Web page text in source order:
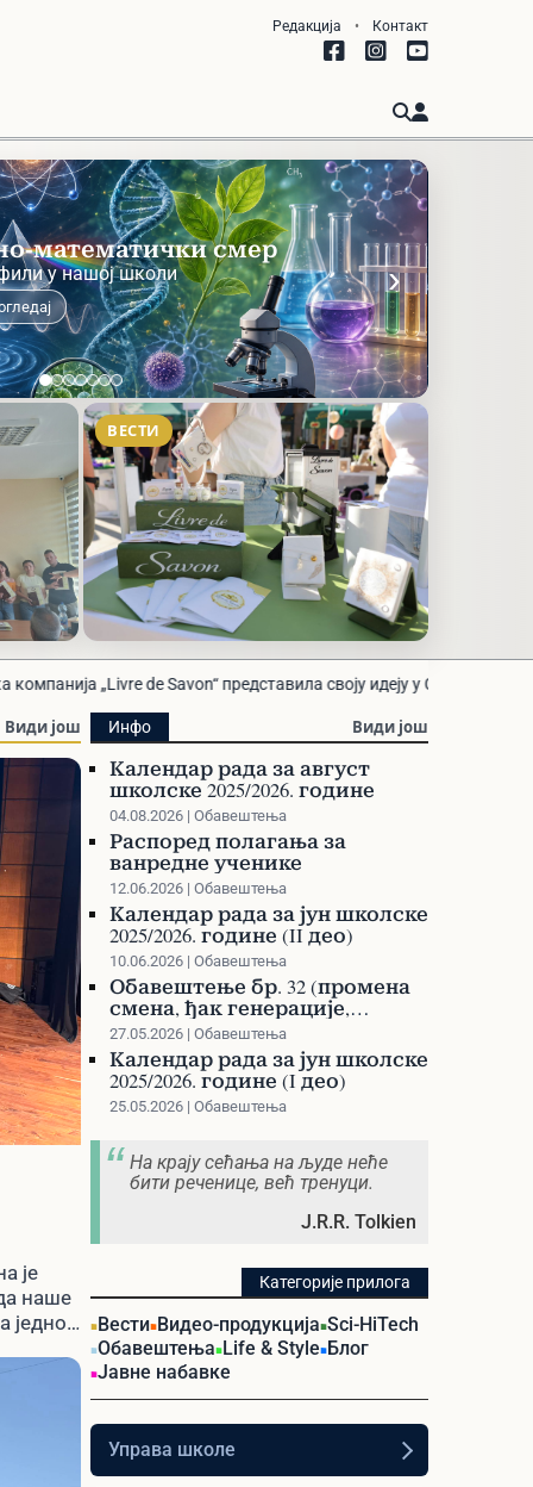
Редакција • Контакт
у нашој школи ›
ВЕСТИ
Ученичка компанија
„Livre de Savon“
представила своју идеју
на Сајму ученичких
компанија у Сурдулици
17.06.2026 | Новинарска секција
представила своју идеју у Сурдулици Распореди:
Види још
је
наше
једно
Инфо Види још
Календар рада за август
школске 2025/2026. године
04.08.2026 | Обавештења
Распоред полагања за
ванредне ученике
12.06.2026 | Обавештења
Календар рада за јун школске
2025/2026. године (II део)
10.06.2026 | Обавештења
Обавештење бр. 32 (промена
смена, ђак генерације,
такмичења)
27.05.2026 | Обавештења
Календар рада за јун школске
2025/2026. године (I део)
25.05.2026 | Обавештења
На крају сећања на људе неће
бити реченице, већ тренуци.
J.R.R. Tolkien
Категорије прилога
Вести Видео-продукција Sci-HiTech
Обавештења Life & Style Блог
Јавне набавке
Управа школе